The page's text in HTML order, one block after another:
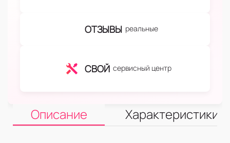
ОТЗЫВЫ реальные
СВОЙ сервисный центр
Описание Характеристики